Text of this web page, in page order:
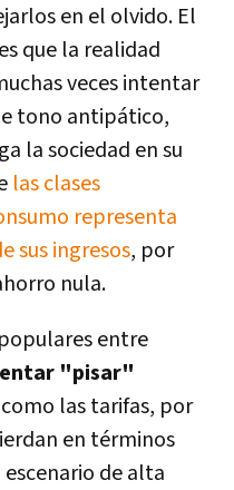
en el olvido. El
que la realidad
veces intentar
tono antipático,
la sociedad en su
las clases
representa
sus ingresos, por
nula.
entre
"pisar"
como las tarifas, por
en términos
escenario de alta